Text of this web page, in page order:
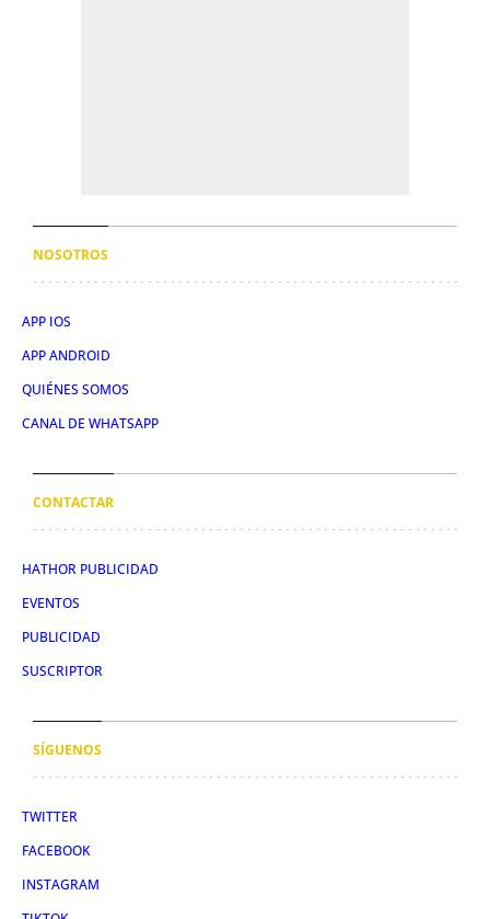
NOSOTROS
APP IOS
APP ANDROID
QUIÉNES SOMOS
CANAL DE WHATSAPP
CONTACTAR
HATHOR PUBLICIDAD
EVENTOS
PUBLICIDAD
SUSCRIPTOR
SÍGUENOS
TWITTER
FACEBOOK
INSTAGRAM